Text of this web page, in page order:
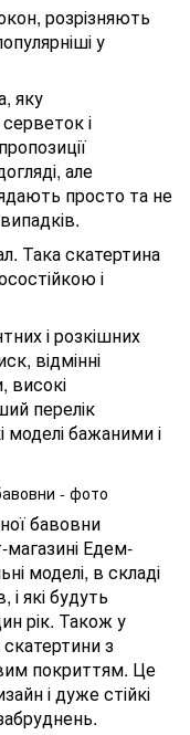
розрізняють
у
яку
і
але
просто та не
Така скатертина
і
і розкішних
відмінні
високі
перелік
моделі бажаними і
бавовни
Едем-
моделі, в складі
які будуть
рік. Також у
з
покриттям. Це
і дуже стійкі